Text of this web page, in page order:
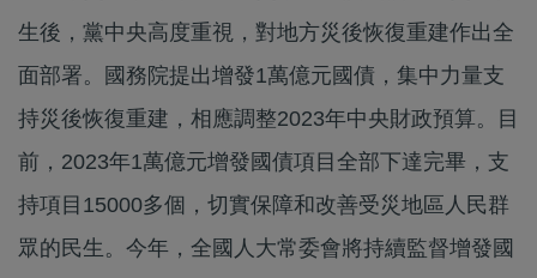
生後，黨中央高度重視，對地方災後恢復重建作出全
面部署。國務院提出增發1萬億元國債，集中力量支
持災後恢復重建，相應調整2023年中央財政預算。目
前，2023年1萬億元增發國債項目全部下達完畢，支
持項目15000多個，切實保障和改善受災地區人民群
眾的民生。今年，全國人大常委會將持續監督增發國